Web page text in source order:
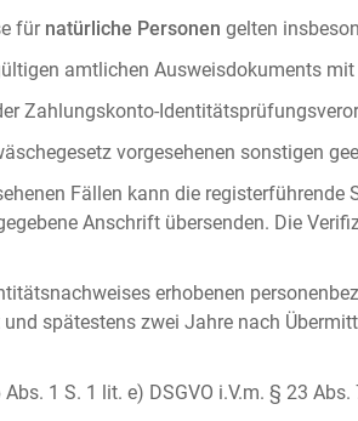
für natürliche Personen gelten
amtlichen Ausweisdokuments
Zahlungskonto-
vorgesehenen sonstigen
Fällen kann die
Anschrift übersenden. Die
erhobenen
spätestens zwei Jahre nach
Abs. 1 S. 1 lit. e) DSGVO i.V.m. § 23 Abs.